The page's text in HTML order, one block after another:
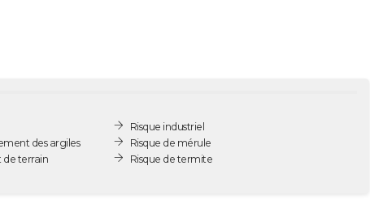
des argiles
de terrain
Risque industriel
Risque de mérule
Risque de termite